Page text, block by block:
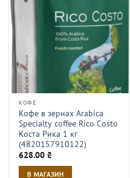
КОФЕ
Кофе в зернах Arabica
Specialty coffee Rico Costo
Коста Рика 1 кг
(4820157910122)
628.00₴
В МАГАЗИН